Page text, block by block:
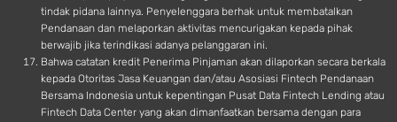
tindak pidana lainnya. Penyelenggara berhak untuk membatalkan
Pendanaan dan melaporkan aktivitas mencurigakan kepada pihak
berwajib jika terindikasi adanya pelanggaran ini.
Bahwa catatan kredit Penerima Pinjaman akan dilaporkan secara berkala
kepada Otoritas Jasa Keuangan dan/atau Asosiasi Fintech Pendanaan
Bersama Indonesia untuk kepentingan Pusat Data Fintech Lending atau
Fintech Data Center yang akan dimanfaatkan bersama dengan para